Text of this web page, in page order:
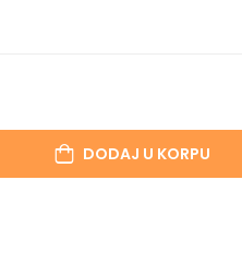
DODAJ U KORPU